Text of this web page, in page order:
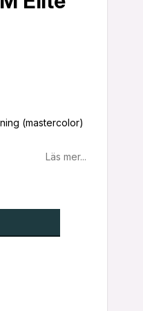
(mastercolor)
Läs mer...